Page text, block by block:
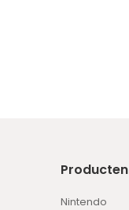
Producten
Nintendo